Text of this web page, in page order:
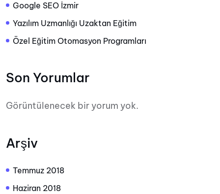
Google SEO İzmir
Yazılım Uzmanlığı Uzaktan Eğitim
Özel Eğitim Otomasyon Programları
Son Yorumlar
Görüntülenecek bir yorum yok.
Arşiv
Temmuz 2018
Haziran 2018